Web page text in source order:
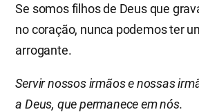
Se somos filhos de Deus que
no coração, nunca podemos ter
arrogante.
Servir nossos irmãos e nossas
a Deus, que permanece em nós.